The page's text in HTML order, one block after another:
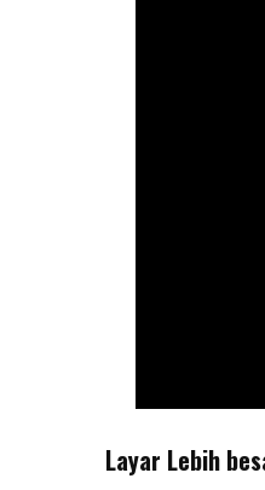
Layar Lebih